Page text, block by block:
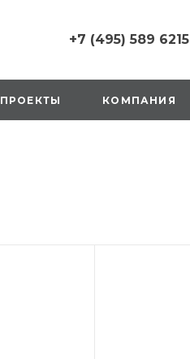
+7 (495) 589 6215
+7 (495) 589 6215
г. Москва, Русаковская
ул., д.1, вход с улицы со
стороны ТТК
ПРОЕКТЫ КОМПАНИЯ